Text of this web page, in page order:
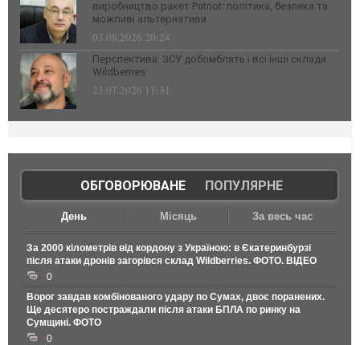
виробництво ракет Patriot: політика, безпека та
можливі альтернативи
03.08.2026 20:24
Перспектива: ЗСУ добомблять і всі інші склади
Wildberries
23.07.2026 11:31
ОБГОВОРЮВАНЕ| ПОПУЛЯРНЕ
День Місяць За весь час
За 2000 кілометрів від кордону з Україною: в Єкатеринбурзі
після атаки дронів загорівся склад Wildberries. ФОТО. ВІДЕО
0
Ворог завдав комбінованого удару по Сумах, двоє поранених.
Ще десятеро постраждали після атаки БПЛА по ринку на
Сумщині. ФОТО
0